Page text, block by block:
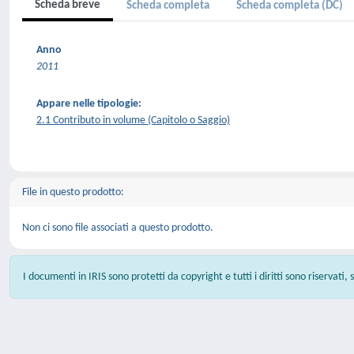
Scheda breve Scheda completa Scheda completa (DC)
Anno
2011
Appare nelle tipologie:
2.1 Contributo in volume (Capitolo o Saggio)
File in questo prodotto:
Non ci sono file associati a questo prodotto.
I documenti in IRIS sono protetti da copyright e tutti i diritti sono riservati,